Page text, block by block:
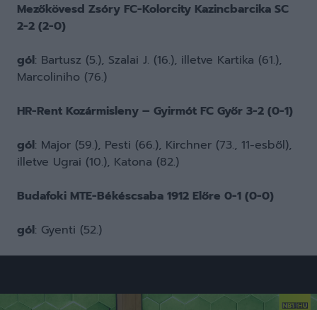
Mezőkövesd Zsóry FC-Kolorcity Kazincbarcika SC
2-2 (2-0)
gól: Bartusz (5.), Szalai J. (16.), illetve Kartika (61.),
Marcoliniho (76.)
HR-Rent Kozármisleny – Gyirmót FC Győr 3-2 (0-1)
gól: Major (59.), Pesti (66.), Kirchner (73., 11-esből),
illetve Ugrai (10.), Katona (82.)
Budafoki MTE-Békéscsaba 1912 Előre 0-1 (0-0)
gól: Gyenti (52.)